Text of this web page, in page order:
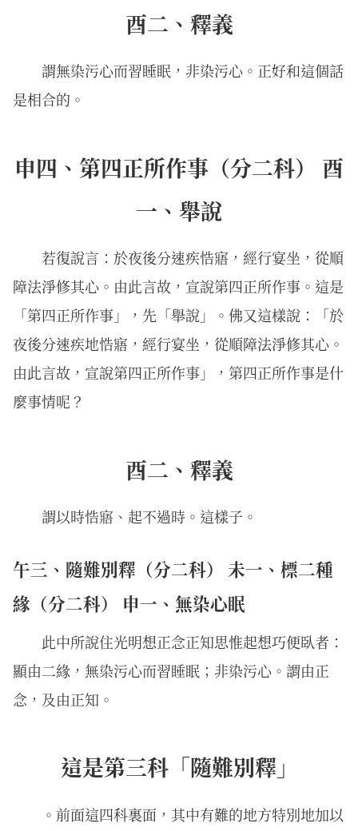
酉二、釋義
謂無染污心而習睡眠，非染污心。正好和這個話
是相合的。
申四、第四正所作事（分二科） 酉
一、舉說
若復說言：於夜後分速疾悎寤，經行宴坐，從順
障法淨修其心。由此言故，宣說第四正所作事。這是
「第四正所作事」，先「舉說」。佛又這樣說：「於
夜後分速疾地悎寤，經行宴坐，從順障法淨修其心。
由此言故，宣說第四正所作事」，第四正所作事是什
麼事情呢？
酉二、釋義
謂以時悎寤、起不過時。這樣子。
午三、隨難別釋（分二科） 未一、標二種
緣（分二科） 申一、無染心眠
此中所說住光明想正念正知思惟起想巧便臥者：
顯由二緣，無染污心而習睡眠；非染污心。謂由正
念，及由正知。
這是第三科「隨難別釋」
。前面這四科裏面，其中有難的地方特別地加以